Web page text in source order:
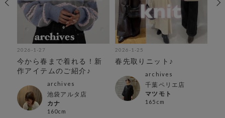
2026-1-27
今から春まで着れる！新
作アイテムのご紹介♪
archives
池袋アルタ店
カナ
160cm
2026-1-25
春先取りニット♪
archives
千葉ペリエ店
マツモト
165cm